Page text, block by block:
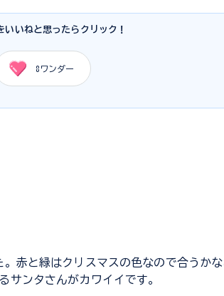
いいねと思ったらクリック！
8 ワンダー
赤と緑はクリスマスの色なので合うか
サンタさんがカワイイです。